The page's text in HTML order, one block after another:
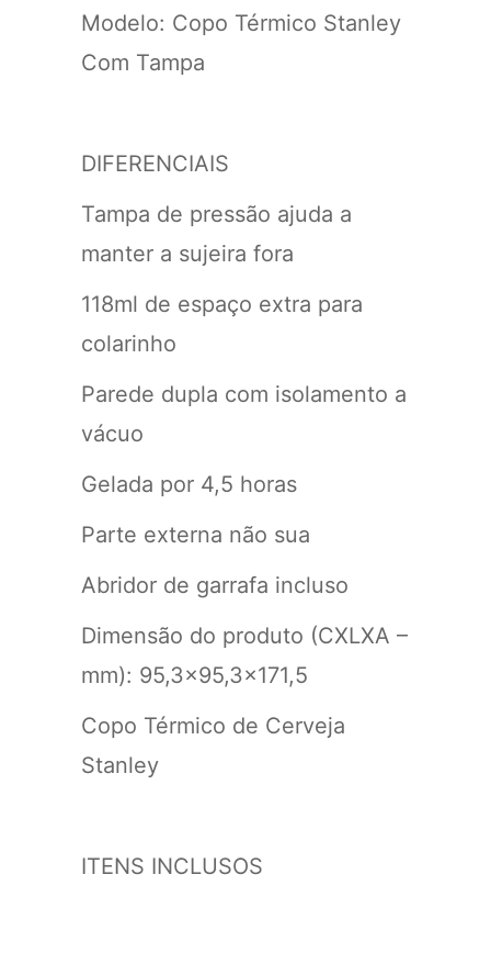
Modelo: Copo Térmico Stanley
Com Tampa
DIFERENCIAIS
Tampa de pressão ajuda a
manter a sujeira fora
118ml de espaço extra para
colarinho
Parede dupla com isolamento a
vácuo
Gelada por 4,5 horas
Parte externa não sua
Abridor de garrafa incluso
Dimensão do produto (CXLXA –
mm): 95,3×95,3×171,5
Copo Térmico de Cerveja
Stanley
ITENS INCLUSOS